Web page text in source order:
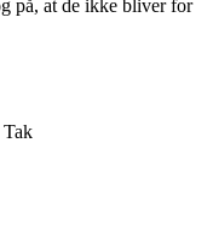
på, at de ikke bliver for
Tak